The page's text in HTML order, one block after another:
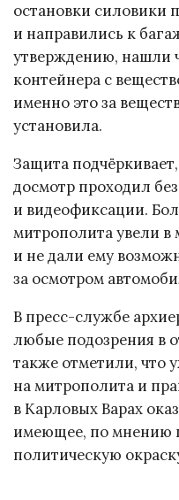
остановки силовики
и направились к
утверждению, нашли
контейнера с
именно это за
установила.
Защита
досмотр проходил
и видеофиксации.
митрополита увели в
и не дали ему
за осмотром
В пресс-службе
любые подозрения в
также отметили, что
на митрополита и
в Карловых Варах
имеющее, по мнению
политическую